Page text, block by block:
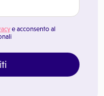
e acconsento al